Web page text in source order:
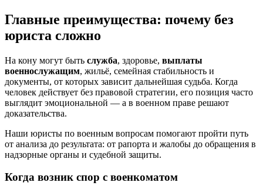
Главные преимущества: почему без
юриста сложно
На кону могут быть служба, здоровье, выплаты
военнослужащим, жильё, семейная стабильность и
документы, от которых зависит дальнейшая судьба. Когда
человек действует без правовой стратегии, его позиция часто
выглядит эмоциональной — а в военном праве решают
доказательства.
Наши юристы по военным вопросам помогают пройти путь
от анализа до результата: от рапорта и жалобы до обращения в
надзорные органы и судебной защиты.
Когда возник спор с военкоматом